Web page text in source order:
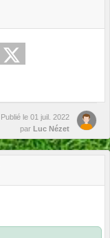
Publié le 01 juil. 2022
par Luc Nézet